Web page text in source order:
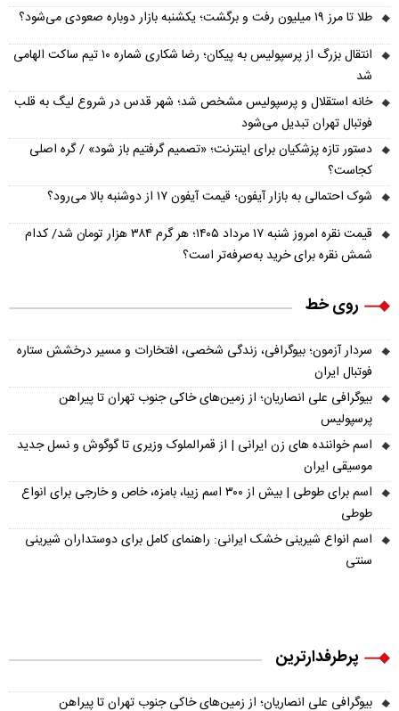
طلا تا مرز ۱۹ میلیون رفت و برگشت؛ یکشنبه بازار دوباره صعودی می‌شود؟
انتقال بزرگ از پرسپولیس به پیکان؛ رضا شکاری شماره ۱۰ تیم ساکت الهامی
شد
خانه استقلال و پرسپولیس مشخص شد؛ شهر قدس در شروع لیگ به قلب
فوتبال تهران تبدیل می‌شود
دستور تازه پزشکیان برای اینترنت؛ «تصمیم گرفتیم باز شود» / گره اصلی
کجاست؟
شوک احتمالی به بازار آیفون؛ قیمت آیفون ۱۷ از دوشنبه بالا می‌رود؟
قیمت نقره امروز شنبه ۱۷ مرداد ۱۴۰۵؛ هر گرم ۳۸۴ هزار تومان شد/ کدام
شمش نقره برای خرید به‌صرفه‌تر است؟
روی خط
سردار آزمون؛ بیوگرافی، زندگی شخصی، افتخارات و مسیر درخشش ستاره
فوتبال ایران
بیوگرافی علی انصاریان؛ از زمین‌های خاکی جنوب تهران تا پیراهن
پرسپولیس
اسم خواننده های زن ایرانی | از قمرالملوک وزیری تا گوگوش و نسل جدید
موسیقی ایران
اسم برای طوطی | بیش از ۳۰۰ اسم زیبا، بامزه، خاص و خارجی برای انواع
طوطی
اسم انواع شیرینی خشک ایرانی: راهنمای کامل برای دوستداران شیرینی
سنتی
پرطرفدارترین
بیوگرافی علی انصاریان؛ از زمین‌های خاکی جنوب تهران تا پیراهن